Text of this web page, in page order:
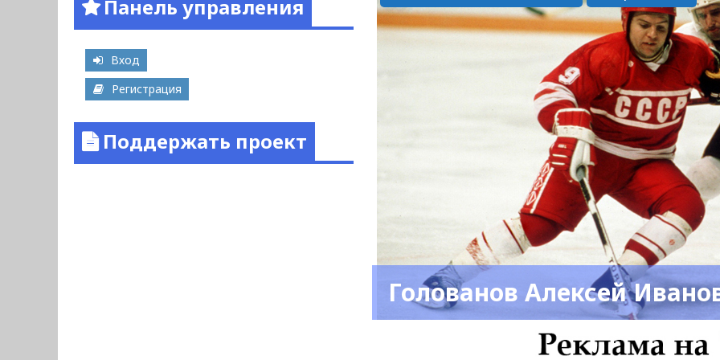
Голованов Алексей
Панель управления
Вход
Регистрация
Поддержать проект